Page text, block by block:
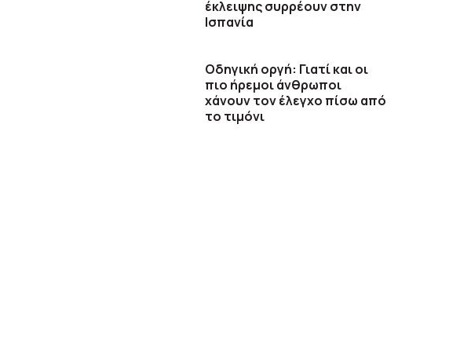
έκλειψης συρρέουν στην
Ισπανία
Οδηγική οργή: Γιατί και οι
πιο ήρεμοι άνθρωποι
χάνουν τον έλεγχο πίσω από
το τιμόνι